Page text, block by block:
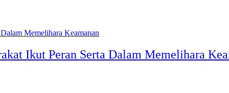
Ikut Peran Serta Dalam Memelihara